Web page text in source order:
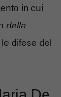
in cui
della
difese del